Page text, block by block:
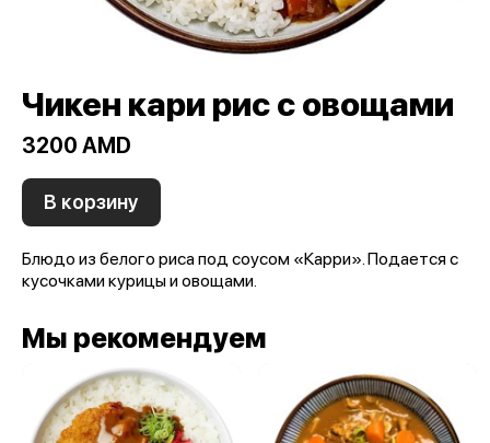
Чикен кари рис с овощами
3200 AMD
В корзину
Блюдо из белого риса под соусом «Карри». Подается с
кусочками курицы и овощами.
Мы рекомендуем